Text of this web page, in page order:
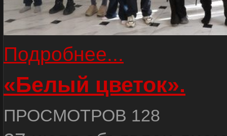
Подробнее...
«Белый цветок».
ПРОСМОТРОВ 128